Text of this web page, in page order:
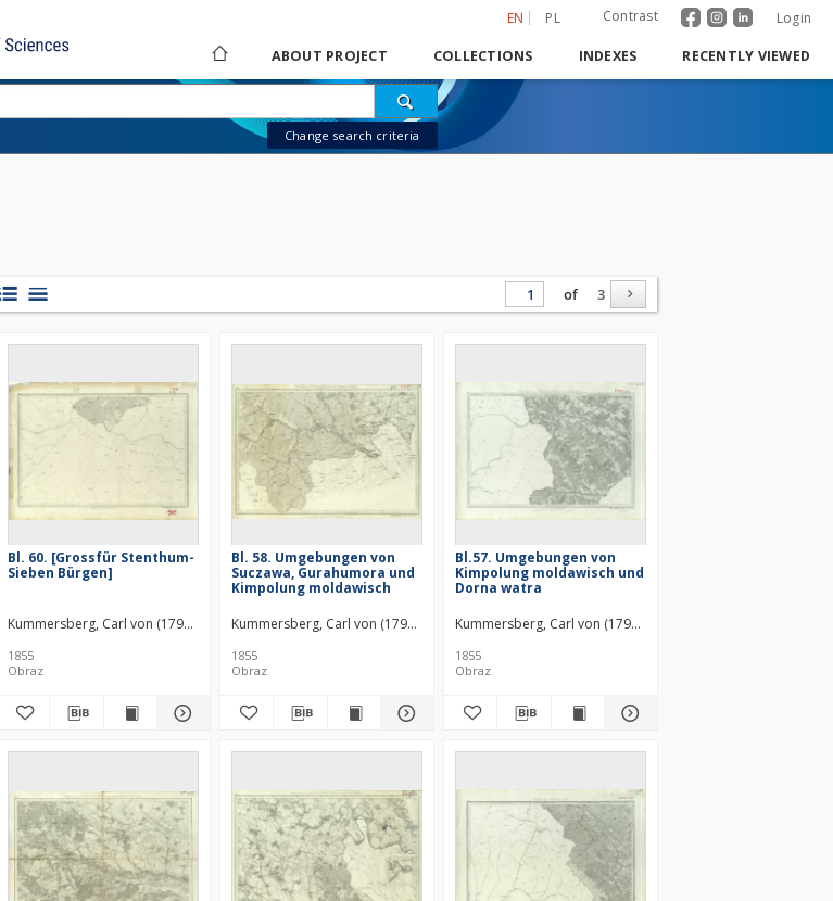
EN PL Contrast Login
ABOUT PROJECT COLLECTIONS INDEXES RECENTLY VIEWED
Change search criteria
of 3
Bl. 60. [Grossfür Stenthum-
Sieben Bürgen]
Kummersberg, Carl von (1797–1877)
1855
Obraz
Bl. 58. Umgebungen von
Suczawa, Gurahumora und
Kimpolung moldawisch
Kummersberg, Carl von (1797–1877)
1855
Obraz
Bl.57. Umgebungen von
Kimpolung moldawisch und
Dorna watra
Kummersberg, Carl von (1797–1877)
1855
Obraz